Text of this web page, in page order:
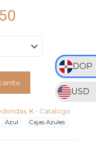
DOP
USD
precios:
desde
RD$550
hasta
RD$1,250
K - Catalogo
Azul Cajas Azules